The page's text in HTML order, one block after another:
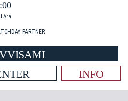
PARTNER
INFO